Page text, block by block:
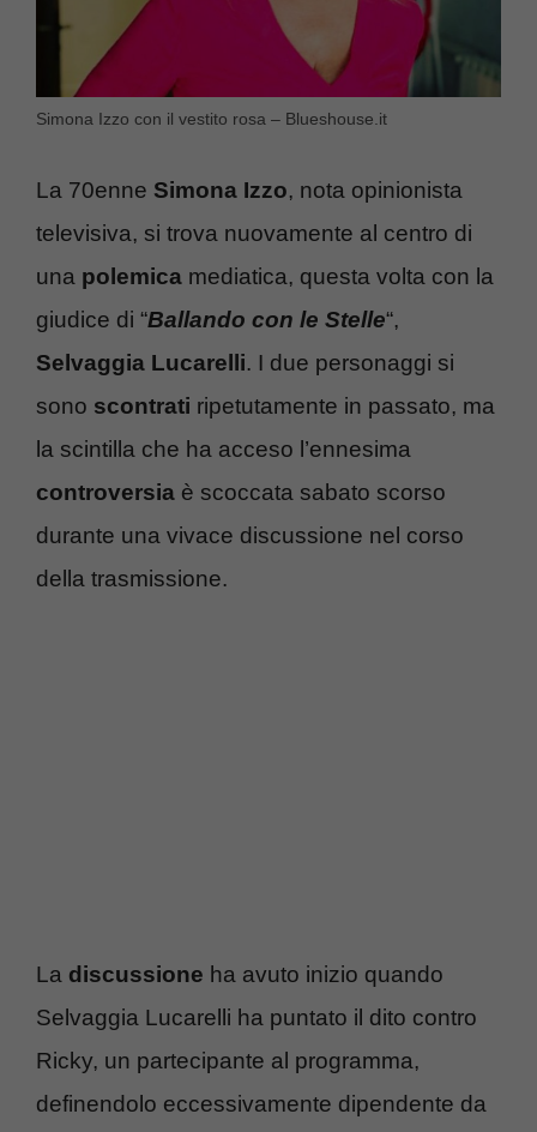
Simona Izzo con il vestito rosa – Blueshouse.it
La 70enne Simona Izzo, nota opinionista
televisiva, si trova nuovamente al centro di
una polemica mediatica, questa volta con la
giudice di “Ballando con le Stelle“,
Selvaggia Lucarelli. I due personaggi si
sono scontrati ripetutamente in passato, ma
la scintilla che ha acceso l’ennesima
controversia è scoccata sabato scorso
durante una vivace discussione nel corso
della trasmissione.
La discussione ha avuto inizio quando
Selvaggia Lucarelli ha puntato il dito contro
Ricky, un partecipante al programma,
definendolo eccessivamente dipendente da